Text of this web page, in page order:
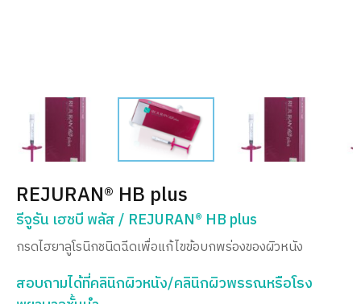
REJURAN® HB plus
รีจูรัน เฮชบี พลัส / REJURAN® HB plus
กรดไฮยาลูโรนิกชนิดฉีดเพื่อแก้ไขข้อบกพร่องของผิวหนัง
สอบถามได้ที่คลินิกผิวหนัง/คลินิกผิวพรรณหรือโรง